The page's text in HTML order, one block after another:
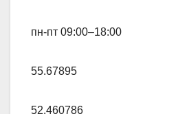
пн-пт 09:00–18:00
55.67895
52.460786